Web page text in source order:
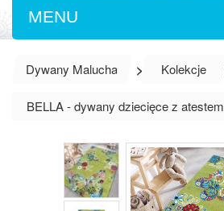
MENU
Dywany Malucha > Kolekcje
BELLA - dywany dziecięce z atestem